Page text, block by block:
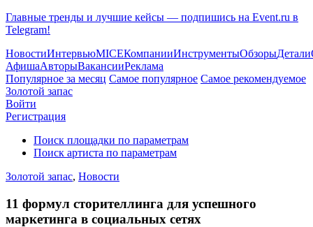
Главные тренды и лучшие кейсы — подпишись на Event.ru в
Telegram!
НовостиИнтервьюMICEКомпанииИнструментыОбзорыДетали
АфишаАвторыВакансииРеклама
Популярное за месяц Самое популярное Самое рекомендуемое
Золотой запас
Войти
Регистрация
Поиск площадки по параметрам
Поиск артиста по параметрам
Золотой запас, Новости
11 формул сторителлинга для успешного
маркетинга в социальных сетях